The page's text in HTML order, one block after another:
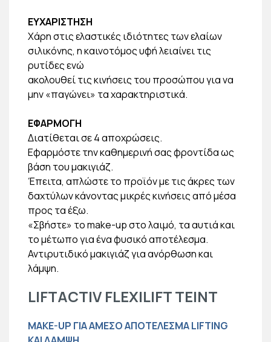
ΕΥΧΑΡΙΣΤΗΣΗ
Χάρη στις ελαστικές ιδιότητες των ελαίων
σιλικόνης, η καινοτόμος υφή λειαίνει τις
ρυτίδες ενώ
ακολουθεί τις κινήσεις του προσώπου για να
μην «παγώνει» τα χαρακτηριστικά.
ΕΦΑΡΜΟΓΗ
Διατίθεται σε 4 αποχρώσεις.
Εφαρμόστε την καθημερινή σας φροντίδα ως
βάση του μακιγιάζ.
Έπειτα, απλώστε το προϊόν με τις άκρες των
δαχτύλων κάνοντας μικρές κινήσεις από μέσα
προς τα έξω.
«Σβήστε» το make-up στο λαιμό, τα αυτιά και
το μέτωπο για ένα φυσικό αποτέλεσμα.
Αντιρυτιδικό μακιγιάζ για ανόρθωση και
λάμψη.
LIFTACTIV FLEXILIFT TEINT
MAKE-UP ΓΙΑ ΑΜΕΣΟ ΑΠΟΤΕΛΕΣΜΑ LIFTING